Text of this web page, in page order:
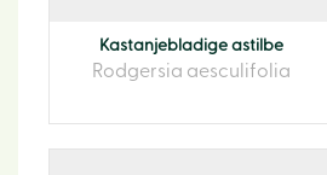
Kastanjebladige astilbe
Rodgersia aesculifolia